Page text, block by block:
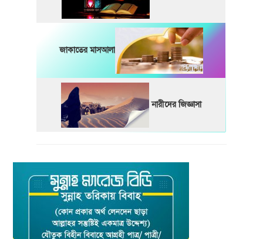
জাকাতের মাসআলা
নারীদের জিজ্ঞাসা